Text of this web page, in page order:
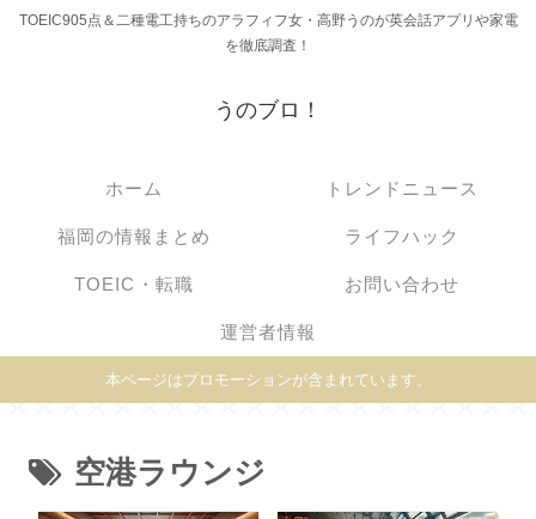
TOEIC905点＆二種電工持ちのアラフィフ女・高野うのが英会話アプリや家電
を徹底調査！
うのブロ！
ホーム トレンドニュース
福岡の情報まとめ ライフハック
TOEIC・転職 お問い合わせ
運営者情報
本ページはプロモーションが含まれています。
空港ラウンジ